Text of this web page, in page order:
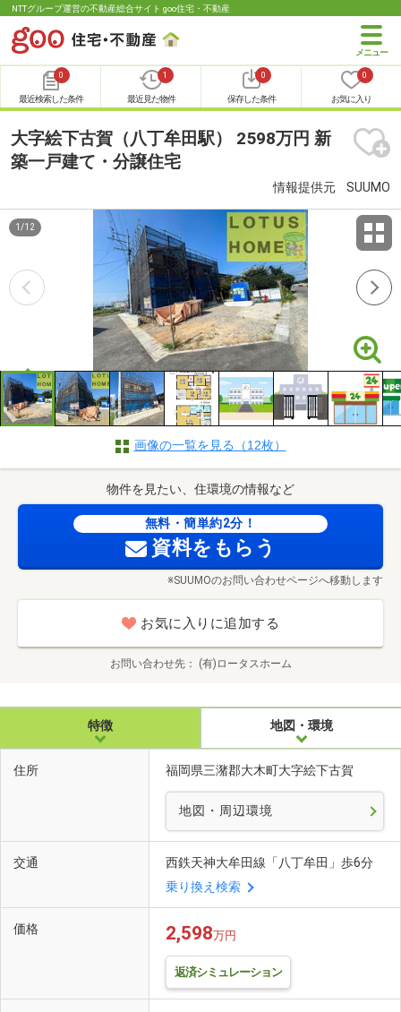
NTTグループ運営の不動産総合サイト goo住宅・不動産
0
最近検索した条件
1
最近見た物件
0
保存した条件
0
お気に入り
大字絵下古賀（八丁牟田駅） 2598万円 新
築一戸建て・分譲住宅
情報提供元 SUUMO
1 /12
画像の一覧を見る（12枚）
物件を見たい、住環境の情報など
無料・簡単約2分！
資料をもらう
※SUUMOのお問い合わせページへ移動します
お気に入りに追加する
お問い合わせ先 (有)ロータスホーム
特徴 地図・環境
住所 福岡県三潴郡大木町大字絵下古賀
地図・周辺環境
交通
西鉄天神大牟田線「八丁牟田」歩6分
乗り換え検索
価格 2,598万円
返済シミュレーション